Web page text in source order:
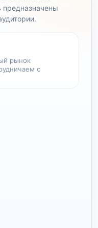
предназначены
рынок
с